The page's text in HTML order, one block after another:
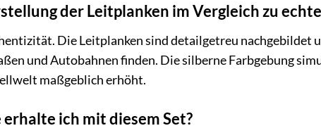
der Leitplanken im Vergleich zu
Die Leitplanken sind detailgetreu nachgebildet
und Autobahnen finden. Die silberne Farbgebung
maßgeblich erhöht.
ich mit diesem Set?